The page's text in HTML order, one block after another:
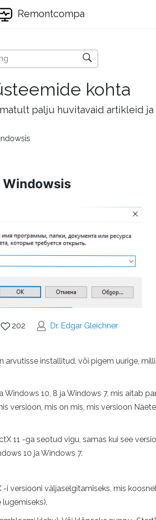
Remontcompa
kohta
palju huvitavaid artikleid
Windowsis
202 Dr. Edgar Gleichner
installitud, või pigem uurige,
10, 8 ja Windows 7, mis aitab
versioon, mis on mis, mis versioon
11 -ga seotud vigu, samas kui see
10 ja Windows 7.
i versiooni väljaselgitamiseks, mis